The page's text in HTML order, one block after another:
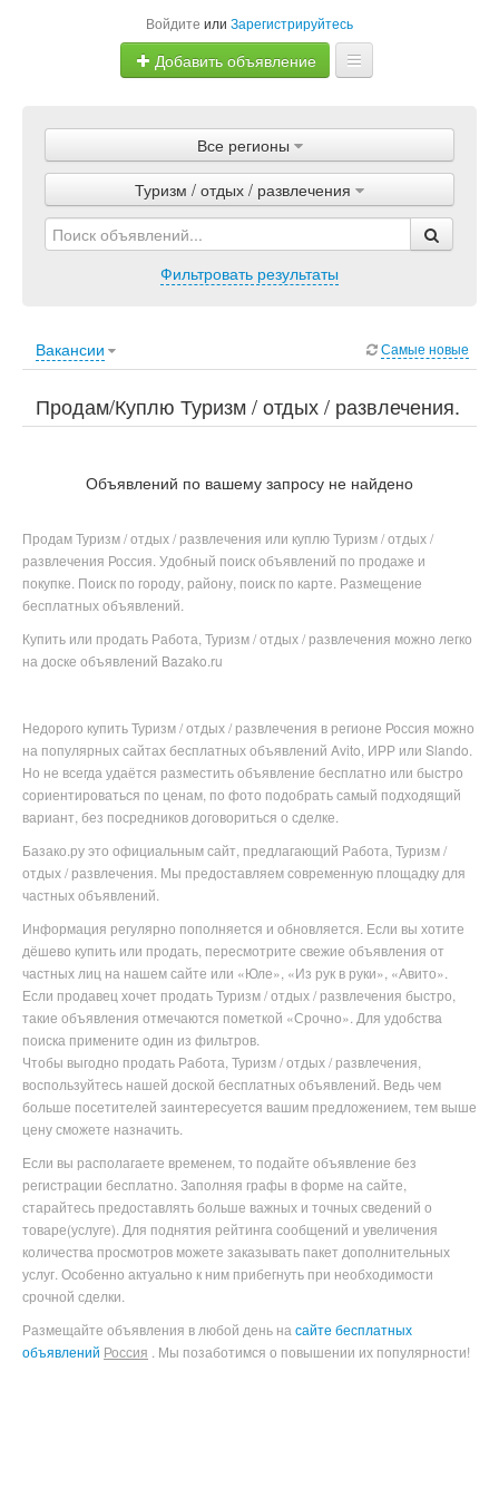
Войдите или Зарегистрируйтесь
Добавить объявление
Объявления
Магазины
Услуги
Все регионы
Туризм / отдых / развлечения
Фильтровать результаты
Вакансии Самые новые
Продам/Куплю Туризм / отдых / развлечения.
Объявлений по вашему запросу не найдено
Продам Туризм / отдых / развлечения или куплю Туризм / отдых /
развлечения Россия. Удобный поиск объявлений по продаже и
покупке. Поиск по городу, району, поиск по карте. Размещение
бесплатных объявлений.
Купить или продать Работа, Туризм / отдых / развлечения можно легко
на доске объявлений Bazako.ru
Недорого купитьТуризм / отдых / развлечения в регионе Россия можно
на популярныхсайтах бесплатных объявлений Avito, ИРР или Slando.
Но не всегда удаётся разместить объявление бесплатно или быстро
сориентироваться по ценам, по фото подобрать самый подходящий
вариант, без посредников договориться о сделке.
Базако.ру это официальным сайт, предлагающий Работа, Туризм /
отдых / развлечения. Мы предоставляем современную площадку для
частных объявлений.
Информация регулярно пополняется и обновляется. Если вы хотите
дёшево купить или продать, пересмотрите свежие объявления от
частных лиц на нашем сайте или «Юле», «Из рук в руки», «Авито».
Если продавец хочет продать Туризм / отдых / развлечения быстро,
такие объявления отмечаются пометкой «Срочно». Для удобства
поиска примените один из фильтров.
Чтобы выгодно продать Работа, Туризм / отдых / развлечения
воспользуйтесь нашей доской бесплатных объявлений. Ведь чем
больше посетителей заинтересуется вашим предложением, тем выше
цену сможете назначить.
Если вы располагаете временем, то подайте объявление без
регистрации бесплатно. Заполняя графы в форме на сайте,
старайтесь предоставлять больше важных и точных сведений о
товаре(услуге). Для поднятия рейтинга сообщений и увеличения
количества просмотров можете заказывать пакет дополнительных
услуг. Особенно актуально к ним прибегнуть при необходимости
срочной сделки.
Размещайте объявления в любой день на сайте бесплатных
объявлений Россия . Мы позаботимся о повышении их популярности!